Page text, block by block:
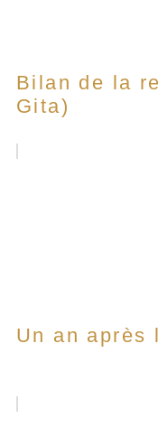
Bilan de la
Gita)
Un an après